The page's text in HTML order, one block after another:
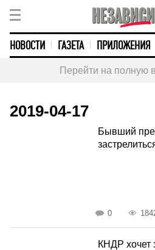
НОВОСТИ ГАЗЕТА ПРИЛОЖЕНИЯ
Перейти на полную
2019-04-17
Бывший
0
КНДР хочет